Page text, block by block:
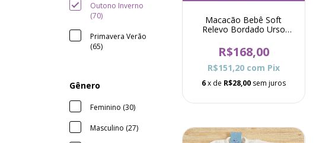
Outono Inverno
(70)
Primavera Verão
(65)
Gênero
Feminino (30)
Masculino (27)
Macacão Bebê Soft
Relevo Bordado Urso
R$168,00
R$151,20 com Pix
6x de R$28,00 sem juros